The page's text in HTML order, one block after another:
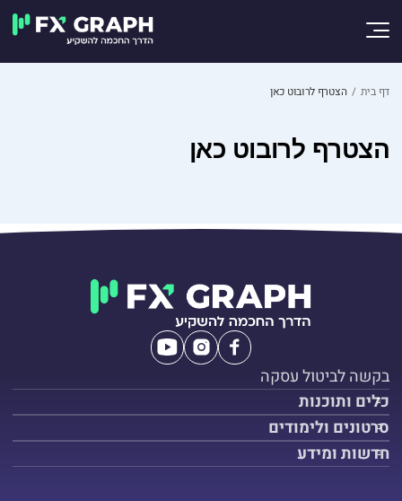
דף בית /הצטרף לרובוט כאן
הצטרף לרובוט כאן
כלים ותוכנות
סרטונים ולימודים
חדשות ומידע
בקשה לביטול עסקה